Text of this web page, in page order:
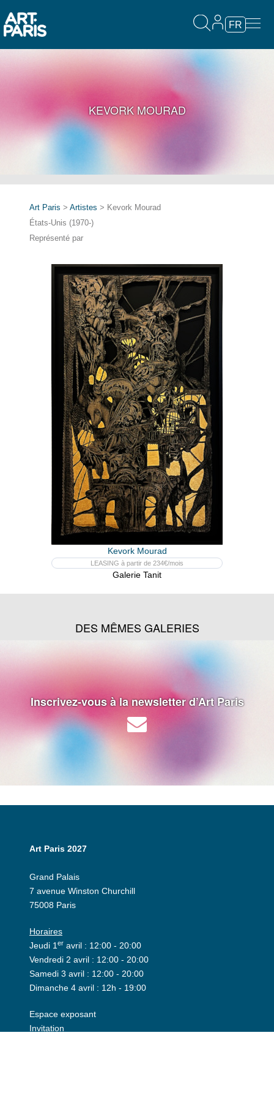
FR
KEVORK MOURAD
Art Paris > Artistes > Kevork Mourad
États-Unis (1970-)
Représenté par
Kevork Mourad
LEASING à partir de 234€/mois
Galerie Tanit
DES MÊMES GALERIES
Inscrivez-vous à la newsletter d’Art Paris
Art Paris 2027
Grand Palais
7 avenue Winston Churchill
75008 Paris
Horaires
Jeudi 1er avril : 12:00 - 20:00
Vendredi 2 avril : 12:00 - 20:00
Samedi 3 avril : 12:00 - 20:00
Dimanche 4 avril : 12h - 19:00
Espace exposant
Invitation